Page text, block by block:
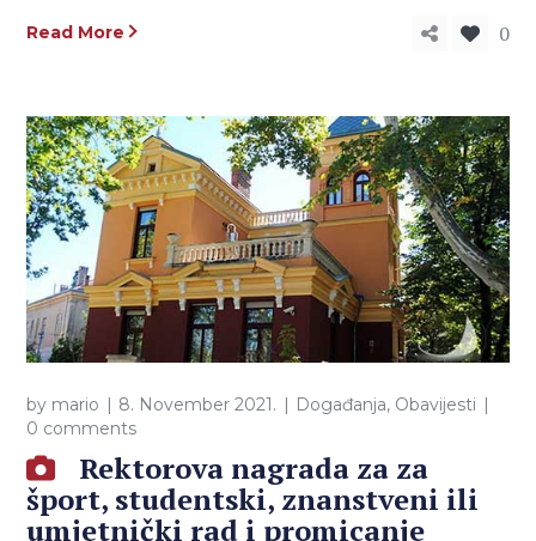
Read More 0
by mario 8. November 2021. Događanja, Obavijesti
0 comments
Rektorova nagrada za za
šport, studentski, znanstveni ili
umjetnički rad i promicanje